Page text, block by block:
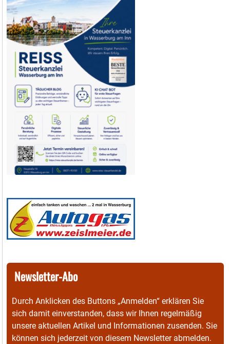
Newsletter-Abo
Durch Anklicken des Buttons „Anmelden“ erklären Sie
sich damit einverstanden, dass wir Ihnen regelmäßig
unsere aktuellen Artikel und Informationen zusenden. Sie
können sich jederzeit von diesem Newsletter abmelden.